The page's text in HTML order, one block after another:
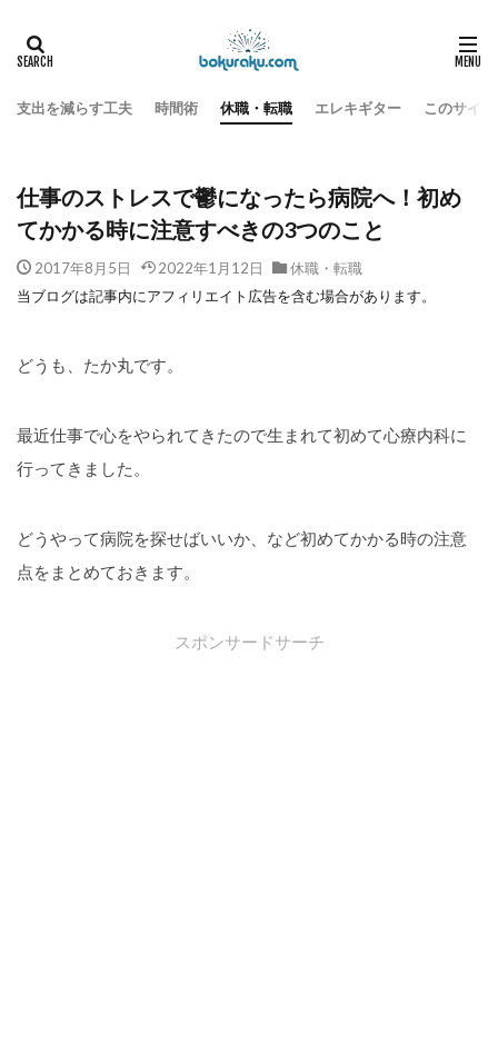
支出を減らす工夫 時間術 休職・転職 エレキギター このサイ
仕事のストレスで鬱になったら病院へ！初めてかかる時に注意すべき
仕事のストレスで鬱になったら病院へ！初め
てかかる時に注意すべきの3つのこと
2017年8月5日 2022年1月12日 休職・転職
当ブログは記事内にアフィリエイト広告を含む場合があります。
どうも、たか丸です。
最近仕事で心をやられてきたので生まれて初めて心療内科に
行ってきました。
どうやって病院を探せばいいか、など初めてかかる時の注意
点をまとめておきます。
スポンサードサーチ